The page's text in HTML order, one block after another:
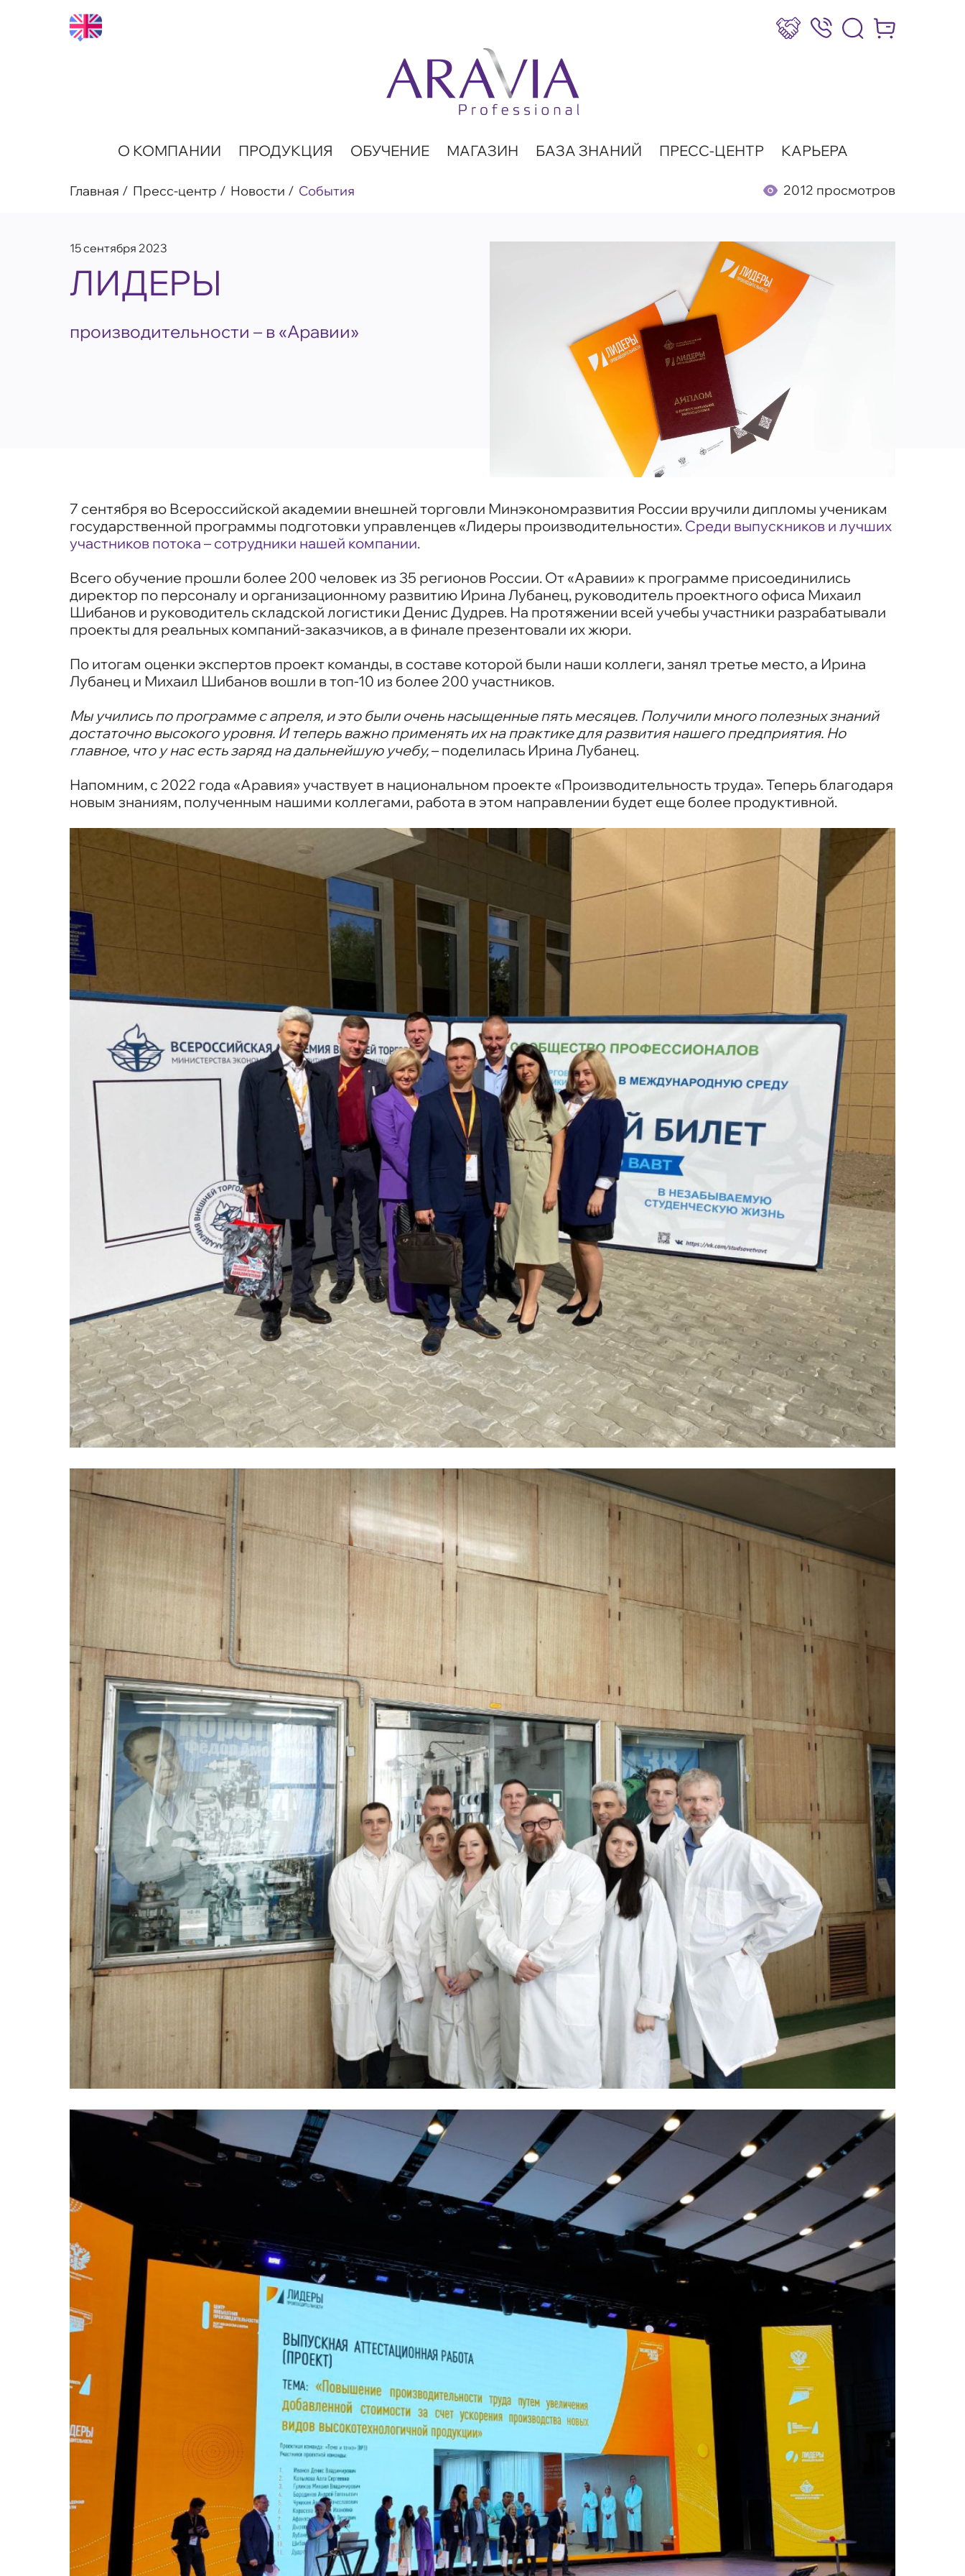
Сотрудничество
8 (800) 777-17-39
Интернет-
О КОМПАНИИ ПРОДУКЦИЯ ОБУЧЕНИЕ МАГАЗИН БАЗА ЗНАНИЙ ПРЕСС-ЦЕНТР КАРЬЕРА
Главная Пресс-центр Новости События 2012 просмотров
15 сентября 2023
ЛИДЕРЫ
производительности – в «Аравии»
7 сентября во Всероссийской академии внешней торговли Минэкономразвития России вручили дипломы ученикам
государственной программы подготовки управленцев «Лидеры производительности». Среди выпускников и лучших
участников потока – сотрудники нашей компании.
Всего обучение прошли более 200 человек из 35 регионов России. От «Аравии» к программе присоединились
директор по персоналу и организационному развитию Ирина Лубанец, руководитель проектного офиса Михаил
Шибанов и руководитель складской логистики Денис Дудрев. На протяжении всей учебы участники разрабатывали
проекты для реальных компаний-заказчиков, а в финале презентовали их жюри.
По итогам оценки экспертов проект команды, в составе которой были наши коллеги, занял третье место, а Ирина
Лубанец и Михаил Шибанов вошли в топ-10 из более 200 участников.
Мы учились по программе с апреля, и это были очень насыщенные пять месяцев. Получили много полезных знаний
достаточно высокого уровня. И теперь важно применять их на практике для развития нашего предприятия. Но
главное, что у нас есть заряд на дальнейшую учебу,– поделилась Ирина Лубанец.
Напомним, с 2022 года «Аравия» участвует в национальном проекте «Производительность труда». Теперь благодаря
новым знаниям, полученным нашими коллегами, работа в этом направлении будет еще более продуктивной.